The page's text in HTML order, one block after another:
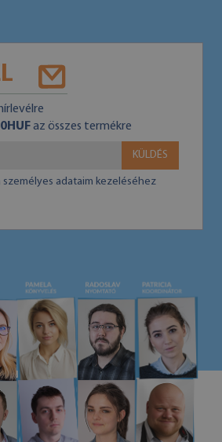
az összes termékre
KÜLDÉS
személyes adataim kezeléséhez